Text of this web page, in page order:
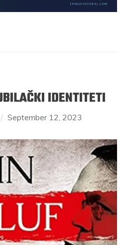
IDENTITETI
September 12, 2023